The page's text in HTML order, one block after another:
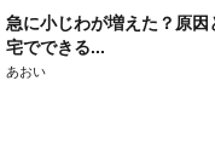
急に小じわが増えた？原
宅でできる...
あおい